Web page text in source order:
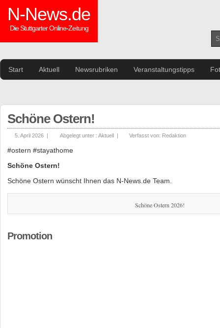
N-News.de
Die Stuttgarter Online-Zeitung
Start Aktuell Newsrubriken Veranstaltungstipps
Schöne Ostern!
5. April 2026 | Abgelegt unter : Aktuell | Verfasst von: Redaktion
#ostern #stayathome
Schöne Ostern!
Schöne Ostern wünscht Ihnen das N-News.de Team.
Schöne Ostern 2026!
Promotion